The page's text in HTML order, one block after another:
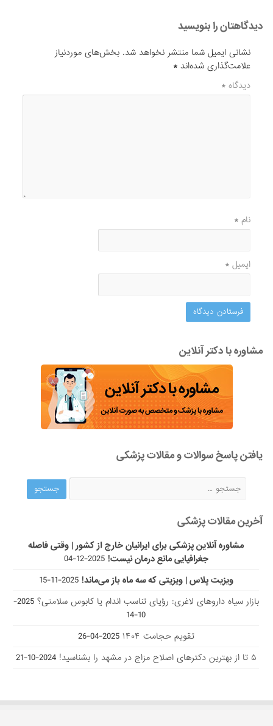
دیدگاهتان را بنویسید
نشانی ایمیل شما منتشر نخواهد شد. بخش‌های موردنیاز
علامت‌گذاری شده‌اند*
دیدگاه*
نام*
ایمیل*
مشاوره با دکتر آنلاین
یافتن پاسخ سوالات و مقالات پزشکی
آخرین مقالات پزشکی
مشاوره آنلاین پزشکی برای ایرانیان خارج از کشور | وقتی فاصله
جغرافیایی مانع درمان نیست! 2025-12-04
ویزیت پلاس | ویزیتی که سه ماه باز می‌ماند! 2025-11-15
بازار سیاه داروهای لاغری: رؤیای تناسب اندام یا کابوس سلامتی؟
2025-
10-14
تقویم حجامت ۱۴۰۴
2025-04-26
۵ تا از بهترین دکتر‌های اصلاح مزاج در مشهد را بشناسید!
2024-10-21